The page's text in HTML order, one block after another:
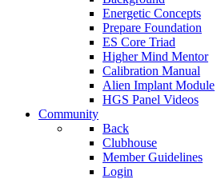
Energetic Concepts
Prepare Foundation
ES Core Triad
Higher Mind Mentor
Calibration Manual
Alien Implant Module
HGS Panel Videos
Community
Back
Clubhouse
Member Guidelines
Login